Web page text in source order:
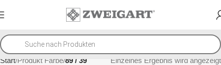
Start Produkt Farbe 89 / 39 Einzelnes Ergebnis wird angezeigt